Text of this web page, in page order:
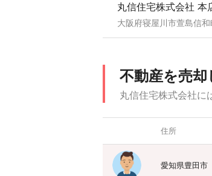
丸信住宅株式会社 本
大阪府寝屋川市萱島信
不動産を売
丸信住宅株式会社に
住所
愛知県豊田市